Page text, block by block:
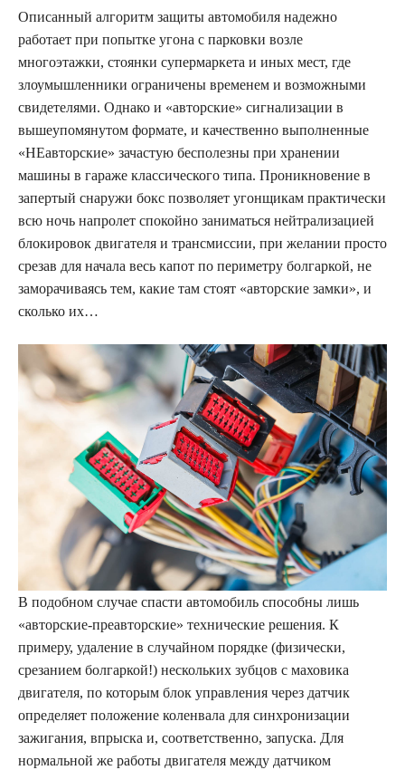
Описанный алгоритм защиты автомобиля надежно
работает при попытке угона с парковки возле
многоэтажки, стоянки супермаркета и иных мест, где
злоумышленники ограничены временем и возможными
свидетелями. Однако и «авторские» сигнализации в
вышеупомянутом формате, и качественно выполненные
«НЕавторские» зачастую бесполезны при хранении
машины в гараже классического типа. Проникновение в
запертый снаружи бокс позволяет угонщикам практически
всю ночь напролет спокойно заниматься нейтрализацией
блокировок двигателя и трансмиссии, при желании просто
срезав для начала весь капот по периметру болгаркой, не
заморачиваясь тем, какие там стоят «авторские замки», и
сколько их…
В подобном случае спасти автомобиль способны лишь
«авторские-преавторские» технические решения. К
примеру, удаление в случайном порядке (физически,
срезанием болгаркой!) нескольких зубцов с маховика
двигателя, по которым блок управления через датчик
определяет положение коленвала для синхронизации
зажигания, впрыска и, соответственно, запуска. Для
нормальной же работы двигателя между датчиком